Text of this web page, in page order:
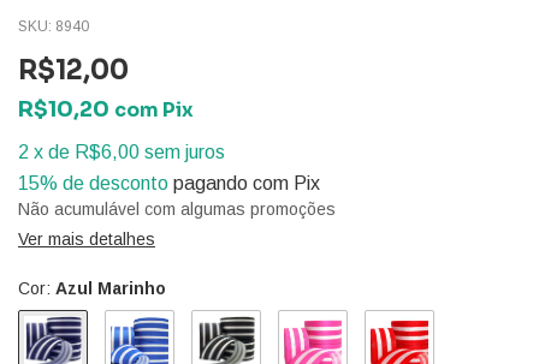
SKU: 8940
R$12,00
R$10,20 com Pix
2 x de R$6,00 sem juros
15% de desconto pagando com Pix
Não acumulável com algumas promoções
Ver mais detalhes
Cor: Azul Marinho